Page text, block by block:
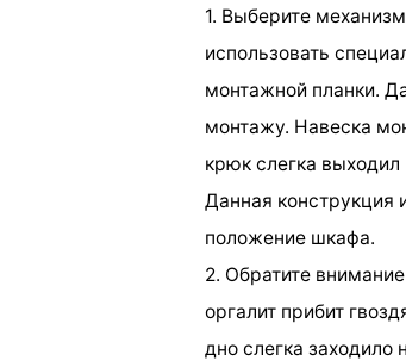
1. Выберите
использовать
монтажной планки.
монтажу. Навеска
крюк слегка выходил
Данная конструкция
положение шкафа.
2. Обратите
оргалит прибит
дно слегка заходило